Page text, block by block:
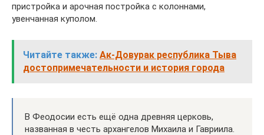
пристройка и арочная постройка с колоннами,
увенчанная куполом.
Читайте также: Ак-Довурак республика Тыва
достопримечательности и история города
В Феодосии есть ещё одна древняя церковь,
названная в честь архангелов Михаила и Гавриила.